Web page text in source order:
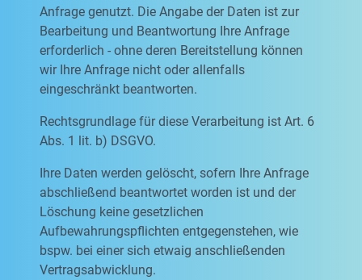
Anfrage genutzt. Die Angabe der Daten ist zur
Bearbeitung und Beantwortung Ihre Anfrage
erforderlich - ohne deren Bereitstellung können
wir Ihre Anfrage nicht oder allenfalls
eingeschränkt beantworten.
Rechtsgrundlage für diese Verarbeitung ist Art. 6
Abs. 1 lit. b) DSGVO.
Ihre Daten werden gelöscht, sofern Ihre Anfrage
abschließend beantwortet worden ist und der
Löschung keine gesetzlichen
Aufbewahrungspflichten entgegenstehen, wie
bspw. bei einer sich etwaig anschließenden
Vertragsabwicklung.